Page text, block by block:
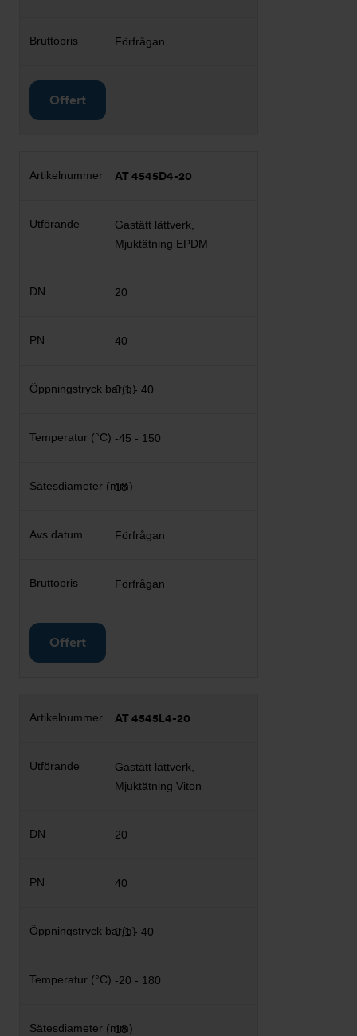
Förfrågan
Offert
AT 4545D4-20
Gastätt lättverk,
Mjuktätning EPDM
20
40
0,1 - 40
-45 - 150
18
Förfrågan
Förfrågan
Offert
AT 4545L4-20
Gastätt lättverk,
Mjuktätning Viton
20
40
0,1 - 40
-20 - 180
18